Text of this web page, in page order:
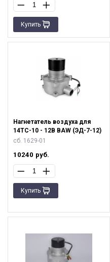
Купить
Нагнетатель воздуха для
14ТC-10 - 12В BAW (ЭД-7-12)
сб. 1629-01
10240 руб.
Купить